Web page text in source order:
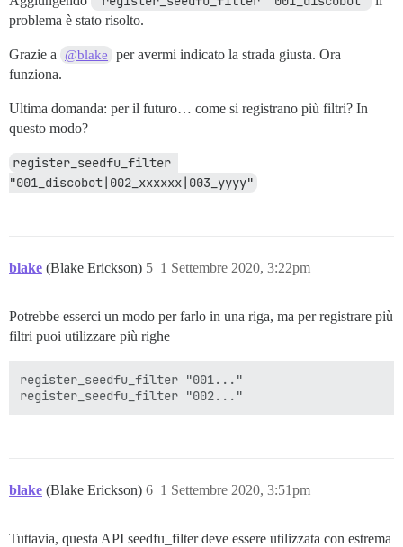
problema è stato risolto.
Grazie a @blake
per avermi indicato la strada giusta. Ora
funziona.
Ultima domanda: per il futuro… come si registrano più filtri? In
questo modo?
register_seedfu_filter
"001_discobot|002_xxxxxx|003_yyyy"
blake (Blake Erickson) 1 Settembre 2020, 3:22pm
5
Potrebbe esserci un modo per farlo in una riga, ma per registrare più
filtri puoi utilizzare più righe
register_seedfu_filter "001..."
blake (Blake Erickson) 1 Settembre 2020, 3:51pm
6
Tuttavia, questa API seedfu_filter deve essere utilizzata con estrema